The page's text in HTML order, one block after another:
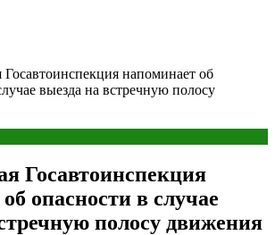
Госавтоинспекция напоминает об
выезда на встречную полосу
Госавтоинспекция
опасности в случае
полосу движения